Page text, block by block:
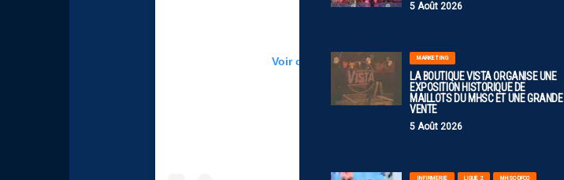
5 Août 2026
MARKETING
LA BOUTIQUE VISTA ORGANISE UNE
EXPOSITION HISTORIQUE DE
MAILLOTS DU MHSC ET UNE GRANDE
VENTE
5 Août 2026
INFIRMERIE LIGUE 2 MHSC-DFCO
Voir cette publication sur Instagram